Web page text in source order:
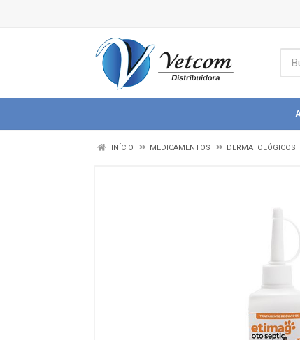
INÍCIO MEDICAMENTOS DERMATOLÓGICOS